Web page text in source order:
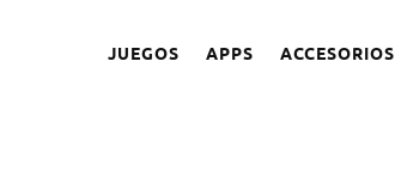
JUEGOS APPS ACCESORIOS